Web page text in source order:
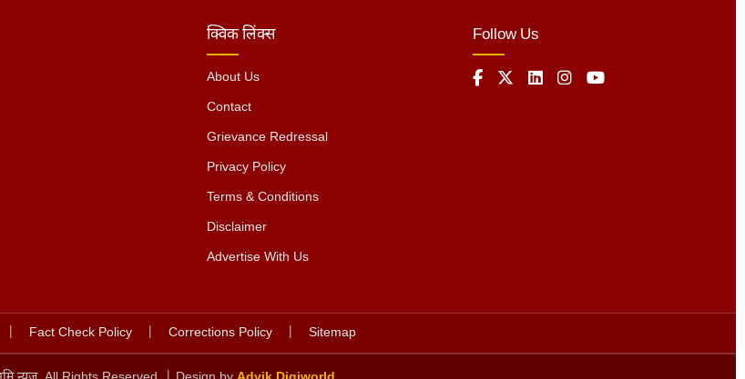
क्विक लिंक्स
About Us
Contact
Grievance Redressal
Privacy Policy
Terms & Conditions
Disclaimer
Advertise With Us
Follow Us
Fact Check Policy Corrections Policy Sitemap